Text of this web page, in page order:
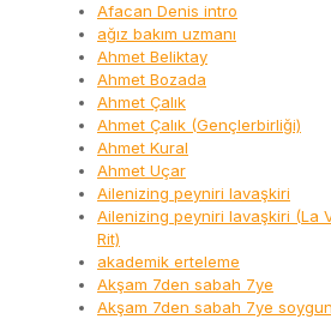
Afacan Denis intro
ağız bakım uzmanı
Ahmet Beliktay
Ahmet Bozada
Ahmet Çalık
Ahmet Çalık (Gençlerbirliği)
Ahmet Kural
Ahmet Uçar
Ailenizing peyniri lavaşkiri
Ailenizing peyniri lavaşkiri (La
Rit)
akademik erteleme
Akşam 7den sabah 7ye
Akşam 7den sabah 7ye soygun